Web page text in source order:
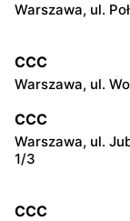
Warszawa, ul.
CCC
Warszawa, ul.
CCC
Warszawa, ul.
1/3
CCC